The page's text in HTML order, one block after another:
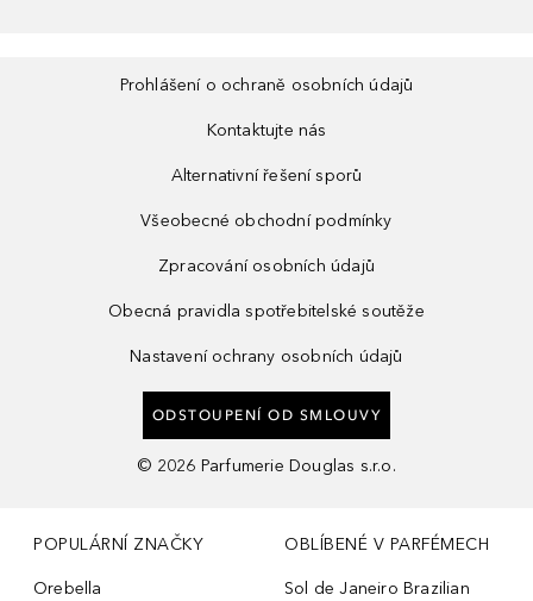
Prohlášení o ochraně osobních údajů
Kontaktujte nás
Alternativní řešení sporů
Všeobecné obchodní podmínky
Zpracování osobních údajů
Obecná pravidla spotřebitelské soutěže
Nastavení ochrany osobních údajů
ODSTOUPENÍ OD SMLOUVY
© 2026 Parfumerie Douglas s.r.o.
POPULÁRNÍ ZNAČKY
Orebella
OBLÍBENÉ V PARFÉMECH
Sol de Janeiro Brazilian